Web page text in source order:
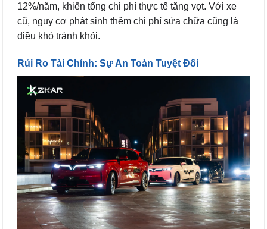
12%/năm, khiến tổng chi phí thực tế tăng vọt. Với xe
cũ, nguy cơ phát sinh thêm chi phí sửa chữa cũng là
điều khó tránh khỏi.
Rủi Ro Tài Chính: Sự An Toàn Tuyệt Đối